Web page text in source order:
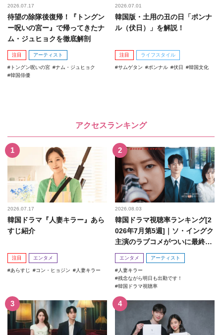
2026.07.17
待望の除隊後復帰！『トングン
ー呪いの宮ー』で帰ってきたナ
ム・ジュヒョクを徹底解剖
注目 アーティスト
トングン呪いの宮
ナム・ジュヒョク
韓国俳優
2026.07.01
韓国版・土用の丑の日「ポンナ
ル（伏日）」を解説！
注目 ライフスタイル
サムゲタン ポンナル 伏日 韓国文化
アクセスランキング
2026.07.17
韓国ドラマ『人妻キラー』あら
すじ紹介
注目 エンタメ
あらすじ コン・ヒョジン 人妻キラー
2026.08.03
韓国ドラマ視聴率ランキング[2
026年7月第5週]｜ソ・イングク
主演のラブコメがついに最終
回！
エンタメ アーティスト
人妻キラー
残念ながら明日も出勤です！
韓国ドラマ視聴率